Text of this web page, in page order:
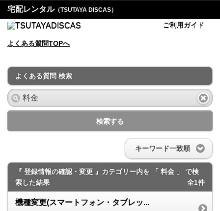
宅配レンタル（TSUTAYA DISCAS）
ご利用ガイド
よくある質問TOPへ
よくある質問 検索
検索する
キーワード一致順
『 登録情報の確認・変更 』カテゴリー内を 「 料金 」 で検
索した結果
全1件
機種変更(スマートフォン・タブレッ...